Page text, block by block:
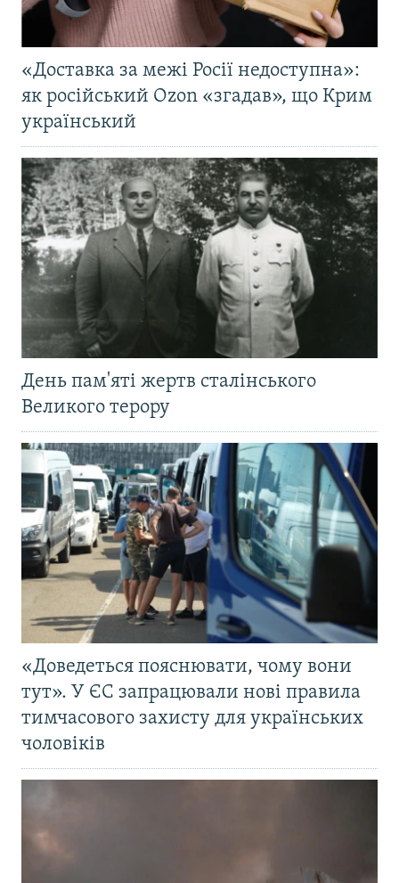
«Доставка за межі Росії недоступна»:
як російський Ozon «згадав», що Крим
український
День пам'яті жертв сталінського
Великого терору
«Доведеться пояснювати, чому вони
тут». У ЄС запрацювали нові правила
тимчасового захисту для українських
чоловіків